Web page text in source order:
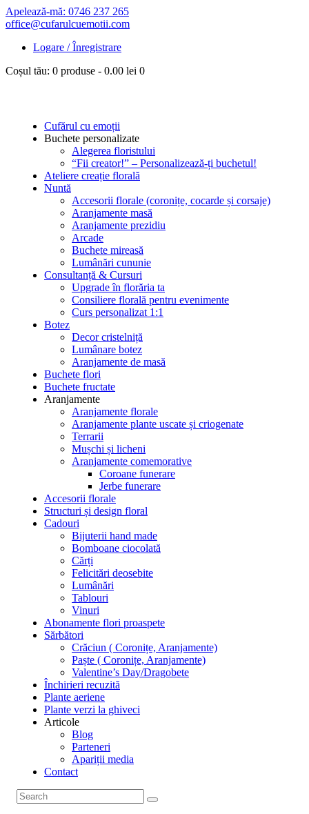
Apelează-mă: 0746 237 265
office@cufarulcuemotii.com
Logare / Înregistrare
Coșul tău: 0 produse - 0.00 lei 0
Cufărul cu emoții
Buchete personalizate
Alegerea floristului
“Fii creator!” – Personalizează-ți buchetul!
Ateliere creație florală
Nuntă
Accesorii florale (coronițe, cocarde și corsaje)
Aranjamente masă
Aranjamente prezidiu
Arcade
Buchete mireasă
Lumânări cununie
Consultanță & Cursuri
Upgrade în florăria ta
Consiliere florală pentru evenimente
Curs personalizat 1:1
Botez
Decor cristelniță
Lumânare botez
Aranjamente de masă
Buchete flori
Buchete fructate
Aranjamente
Aranjamente florale
Aranjamente plante uscate și criogenate
Terrarii
Mușchi și licheni
Aranjamente comemorative
Coroane funerare
Jerbe funerare
Accesorii florale
Structuri și design floral
Cadouri
Bijuterii hand made
Bomboane ciocolată
Cărți
Felicitări deosebite
Lumânări
Tablouri
Vinuri
Abonamente flori proaspete
Sărbători
Crăciun ( Coronițe, Aranjamente)
Paște ( Coronițe, Aranjamente)
Valentine’s Day/Dragobete
Închirieri recuzită
Plante aeriene
Plante verzi la ghiveci
Articole
Blog
Parteneri
Apariții media
Contact